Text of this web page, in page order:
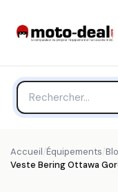
Accueil/Équipements/